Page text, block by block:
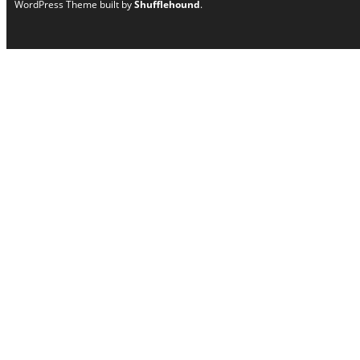
WordPress Theme built byShufflehound.